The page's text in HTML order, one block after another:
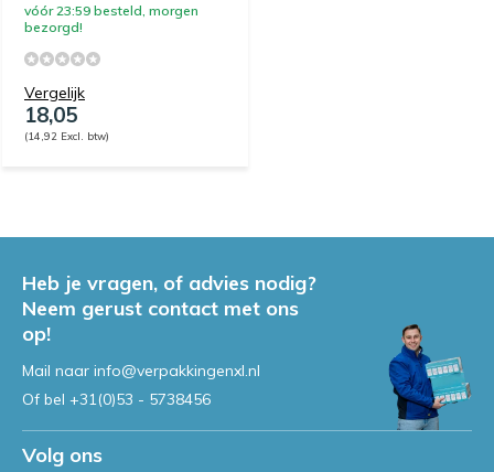
vóór 23:59 besteld, morgen
bezorgd!
Vergelijk
18,05
(14,92 Excl. btw)
Heb je vragen, of advies nodig?
Neem gerust contact met ons
op!
Mail naar info@verpakkingenxl.nl
Of bel +31(0)53 - 5738456
Volg ons